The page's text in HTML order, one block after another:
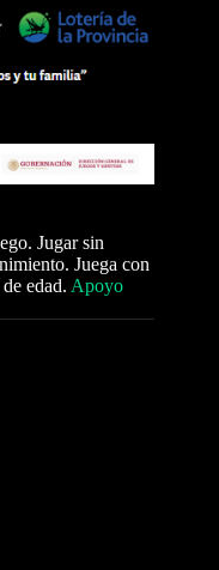
Jugar sin
Juega con
edad. Apoyo